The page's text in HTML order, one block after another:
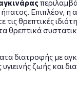
ήπατος. Επιπλέον,
τις θρεπτικές
διατροφής με
ζωής και